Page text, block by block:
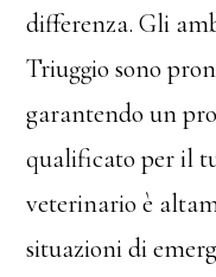
differenza. Gli
Triuggio sono
garantendo un
qualificato per il
veterinario è
situazioni di